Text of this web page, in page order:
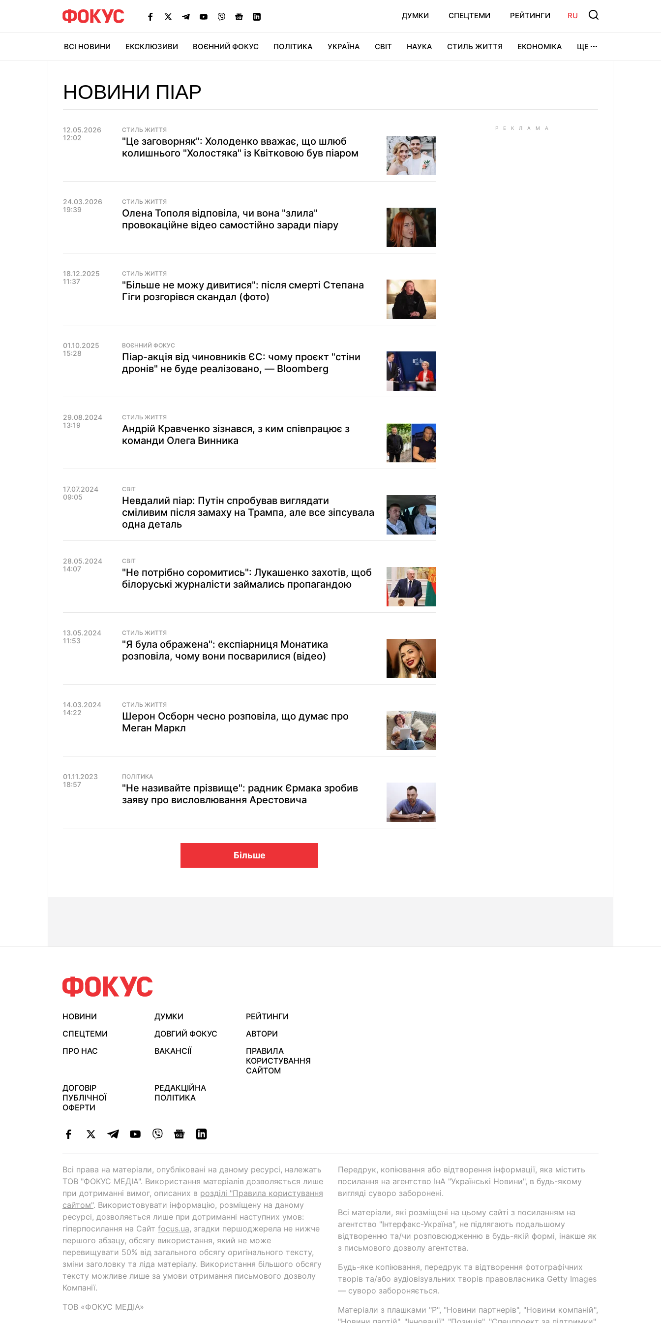
ДУМКИ СПЕЦТЕМИ РЕЙТИНГИ RU
ВСІ НОВИНИ ЕКСКЛЮЗИВИ ВОЄННИЙ ФОКУС ПОЛІТИКА УКРАЇНА СВІТ НАУКА СТИЛЬ ЖИТТЯ ЕКОНОМІКА ЩЕ
НОВИНИ ПІАР
12.05.2026
12:02
СТИЛЬ ЖИТТЯ
"Це заговорняк": Холоденко вважає, що шлюб
колишнього "Холостяка" із Квітковою був піаром
24.03.2026
19:39
СТИЛЬ ЖИТТЯ
Олена Тополя відповіла, чи вона "злила"
провокаційне відео самостійно заради піару
18.12.2025
11:37
СТИЛЬ ЖИТТЯ
"Більше не можу дивитися": після смерті Степана
Гіги розгорівся скандал (фото)
01.10.2025
15:28
ВОЄННИЙ ФОКУС
Піар-акція від чиновників ЄС: чому проєкт "стіни
дронів" не буде реалізовано, — Bloomberg
29.08.2024
13:19
СТИЛЬ ЖИТТЯ
Андрій Кравченко зізнався, з ким співпрацює з
команди Олега Винника
17.07.2024
09:05
СВІТ
Невдалий піар: Путін спробував виглядати
сміливим після замаху на Трампа, але все зіпсувала
одна деталь
28.05.2024
14:07
СВІТ
"Не потрібно соромитись": Лукашенко захотів, щоб
білоруські журналісти займались пропагандою
13.05.2024
11:53
СТИЛЬ ЖИТТЯ
"Я була ображена": експіарниця Монатика
розповіла, чому вони посварилися (відео)
14.03.2024
14:22
СТИЛЬ ЖИТТЯ
Шерон Осборн чесно розповіла, що думає про
Меган Маркл
01.11.2023
18:57
ПОЛІТИКА
"Не називайте прізвище": радник Єрмака зробив
заяву про висловлювання Арестовича
Більше
НОВИНИ ДУМКИ
РЕЙТИНГИ
СПЕЦТЕМИ
ДОВГИЙ ФОКУС
АВТОРИ
ПРО НАС
ВАКАНСІЇ
ПРАВИЛА
КОРИСТУВАННЯ
САЙТОМ
ДОГОВІР
ПУБЛІЧНОЇ
ОФЕРТИ
РЕДАКЦІЙНА
ПОЛІТИКА
Всі права на матеріали, опубліковані на даному ресурсі, належать
ТОВ "ФОКУС МЕДІА". Використання матеріалів дозволяється лише
при дотриманні вимог, описаних в розділі "Правила користування
сайтом". Використовувати інформацію, розміщену на даному
ресурсі, дозволяється лише при дотриманні наступних умов:
гіперпосилання на Cайт focus.ua, згадки першоджерела не нижче
першого абзацу, обсягу використання, який не може
перевищувати 50% від загального обсягу оригінального тексту,
зміни заголовку та ліда матеріалу. Використання більшого обсягу
тексту можливе лише за умови отримання письмового дозволу
Компанії.
ТОВ «ФОКУС МЕДІА»
Передрук, копіювання або відтворення інформації, яка містить
посилання на агентство ІнА "Українські Новини", в будь-якому
вигляді суворо заборонені.
Всі матеріали, які розміщені на цьому сайті з посиланням на
агентство "Інтерфакс-Україна", не підлягають подальшому
відтворенню та/чи розповсюдженню в будь-якій формі, інакше як
з письмового дозволу агентства.
Будь-яке копіювання, передрук та відтворення фотографічних
творів та/або аудіовізуальних творів правовласника Getty Images
— суворо забороняється.
Матеріали з плашками "Р", "Новини партнерів", "Новини компаній",